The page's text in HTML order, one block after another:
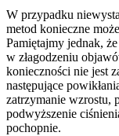
W przypadku
metod konieczne
Pamiętajmy jednak,
w złagodzeniu
konieczności nie jest
następujące
zatrzymanie wzrostu,
podwyższenie
pochopnie.